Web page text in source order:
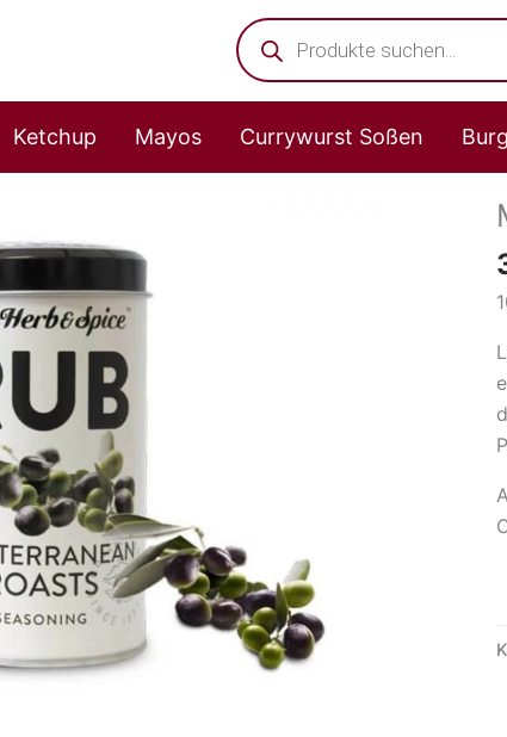
Products
search
Ketchup Mayos Currywurst Soßen